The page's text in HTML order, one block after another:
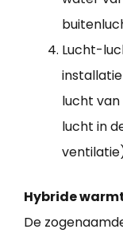
Lucht-
lucht
lucht in
Hybride
De